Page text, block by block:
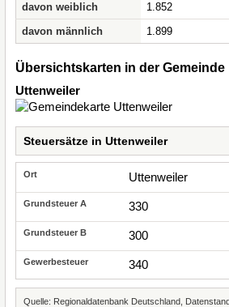
davon weiblich
1.852
davon männlich
1.899
Übersichtskarten in der Gemeinde
Uttenweiler
Steuersätze in Uttenweiler
Uttenweiler
330
300
340
Quelle: Regionaldatenbank Deutschland,